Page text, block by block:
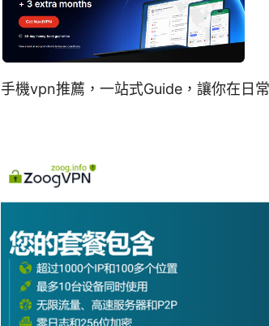
手機vpn推薦，一站式Guide，讓你在日